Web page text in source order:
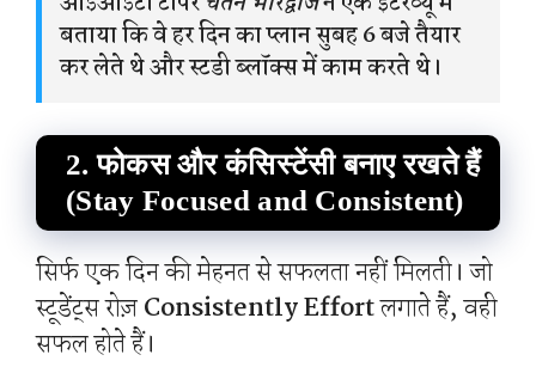
बताया कि वे हर दिन का प्लान सुबह 6 बजे तैयार
कर लेते थे और स्टडी ब्लॉक्स में काम करते थे।
2. फोकस और कंसिस्टेंसी बनाए रखते हैं
(Stay Focused and Consistent)
सिर्फ एक दिन की मेहनत से सफलता नहीं मिलती। जो
स्टूडेंट्स रोज़Consistently Effortलगाते हैं, वही
सफल होते हैं।